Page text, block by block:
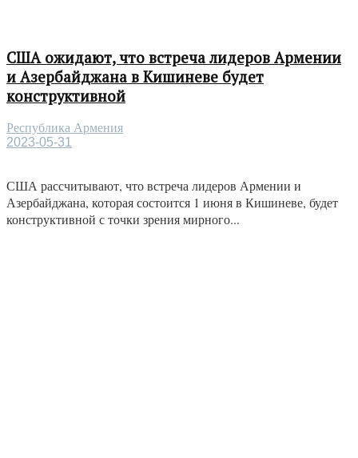
США ожидают, что встреча лидеров Армении
и Азербайджана в Кишиневе будет
конструктивной
Республика Армения
2023-05-31
США рассчитывают, что встреча лидеров Армении и
Азербайджана, которая состоится 1 июня в Кишиневе, будет
конструктивной с точки зрения мирного...